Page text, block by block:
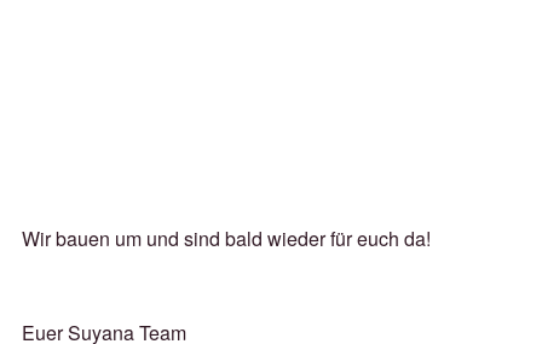
Wir bauen um und sind bald wieder für euch da!
Euer Suyana Team